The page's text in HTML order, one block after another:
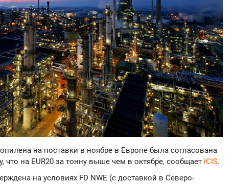
на поставки в ноябре в Европе была согласована
что на EUR20 за тонну выше чем в октябре, сообщает ICIS.
на условиях FD NWE (с доставкой в Северо-